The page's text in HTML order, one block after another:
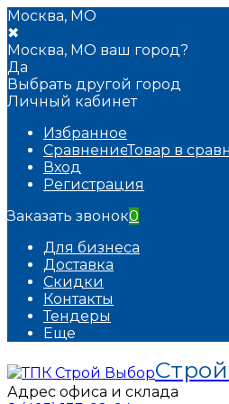
Москва, МО
✖
Москва, МО ваш город?
Да
Выбрать другой город
Личный кабинет
Избранное
СравнениеТовар в
Вход
Регистрация
Заказать звонок0
Для бизнеса
Доставка
Скидки
Контакты
Тендеры
Еще
Строй
Адрес офиса и склада